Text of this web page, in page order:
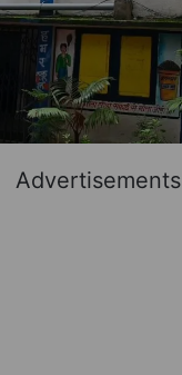
Advertisements